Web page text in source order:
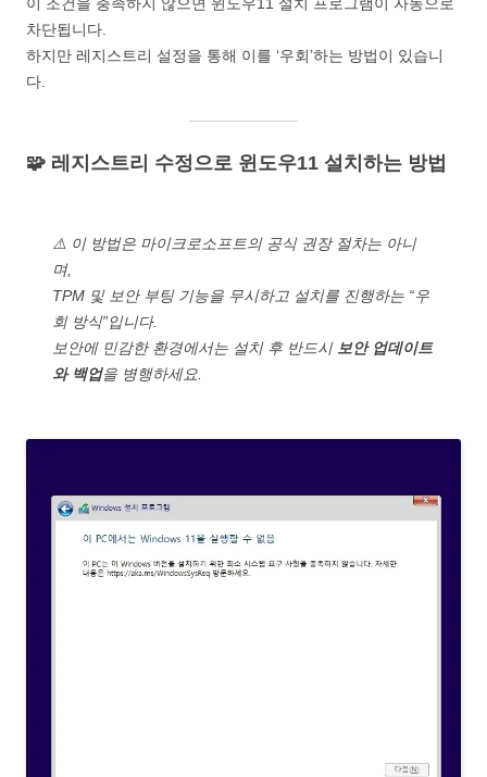
차단됩니다.
하지만 레지스트리 설정을 통해 이를 ‘우회’하는 방법이 있습니
다.
🧩 레지스트리 수정으로 윈도우11 설치하는 방법
⚠️ 이 방법은 마이크로소프트의 공식 권장 절차는 아니
며,
TPM 및 보안 부팅 기능을 무시하고 설치를 진행하는 “우
회 방식”입니다.
보안에 민감한 환경에서는 설치 후 반드시 보안 업데이트
와 백업을 병행하세요.